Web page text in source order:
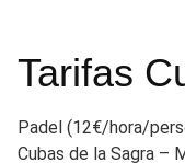
Tarifas
Padel (12€/hora/
Cubas de la Sagra –